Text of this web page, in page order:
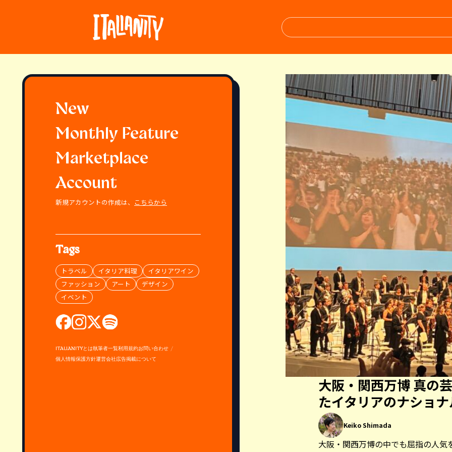
New
Monthly Feature
Marketplace
Account
新規アカウントの作成は、 こちらから
Tags
トラベル イタリア料理
イタリアワイン
ファッション
アート
デザイン
イベント
ITALIANITYとは執筆者一覧利用規約お問い合わせ
個人情報保護方針運営会社広告掲載について
大阪・関西万博 真の
たイタリアのナショ
Keiko Shimada
大阪・関西万博の中でも屈指の人